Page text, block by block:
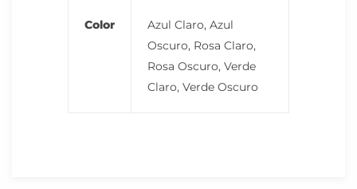
Color
Azul Claro, Azul
Oscuro, Rosa Claro,
Rosa Oscuro, Verde
Claro, Verde Oscuro